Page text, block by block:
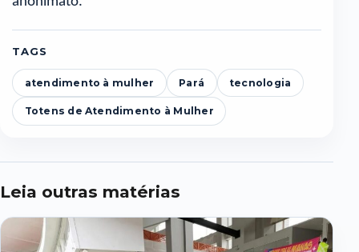
TAGS
atendimento à mulher Pará tecnologia
Totens de Atendimento à Mulher
Leia outras matérias